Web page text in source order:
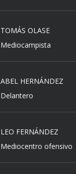
TOMÁS OLASE
Mediocampista
ABEL HERNÁNDEZ
Delantero
LEO FERNÁNDEZ
Mediocentro ofensivo